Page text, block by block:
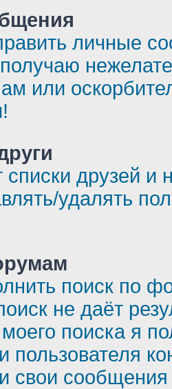
личные
или
друзей и
удалять
поиск по
не даёт
моего поиска я
пользователя
свои